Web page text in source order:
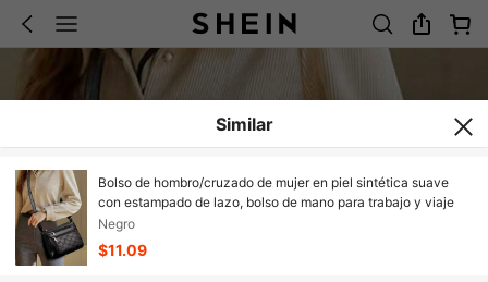
Similar
Bolso de hombro/cruzado de mujer en piel sintética suave
con estampado de lazo, bolso de mano para trabajo y viaje
Negro
$11.09